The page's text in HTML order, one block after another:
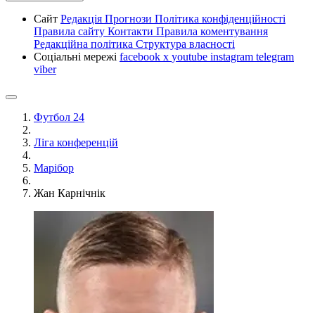
Сайт Редакція Прогнози Політика конфіденційності
Правила сайту Контакти Правила коментування
Редакційна політика Структура власності
Соціальні мережі facebook x youtube instagram telegram
viber
Футбол 24
Ліга конференцій
Марібор
Жан Карнічнік